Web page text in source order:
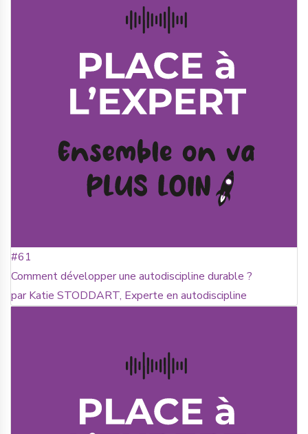
#61
Comment développer une autodiscipline durable ?
par Katie STODDART, Experte en autodiscipline